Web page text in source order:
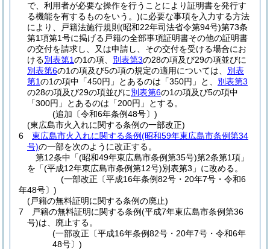
で、利用者が必要な操作を行うことにより証明書を発行す
る機能を有するものをいう。)に必要な事項を入力する方法
により、戸籍法施行規則 (昭和22年司法省令第94号)第73条
第1項第1号に掲げる戸籍の全部事項証明書その他の証明書
の交付を請求し、又は申請し、その交付を受ける場合にお
ける別表第1の1の項、 別表第3の28の項及び29の項並びに
別表第6の1の項及び5の項の規定の適用については、 別表
第1の1の項中「450円」とあるのは「350円」と、 別表第3
の28の項及び29の項並びに別表第6の1の項及び5の項中
「300円」とあるのは「200円」とする。
(追加〔令和6年条例48号〕)
(東広島市火入れに関する条例の一部改正)
6
東広島市火入れに関する条例(昭和59年東広島市条例第34
号)の一部を次のように改正する。
第12条中「(昭和49年東広島市条例第35号)第2条第1項」
を「(平成12年東広島市条例第12号)別表第3」に改める。
(一部改正〔平成16年条例82号・20年7号・令和6
年48号〕)
(戸籍の無料証明に関する条例の廃止)
7
戸籍の無料証明に関する条例(平成7年東広島市条例第36
号)は、廃止する。
(一部改正〔平成16年条例82号・20年7号・令和6年
48号〕)